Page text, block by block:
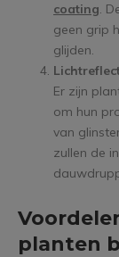
coating.
geen grip
glijden.
Er zijn
om hun
van
zullen de
planten